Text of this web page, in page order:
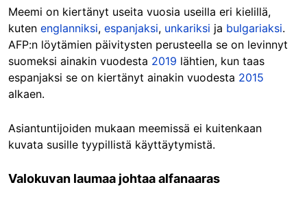
Meemi on kiertänyt useita vuosia useilla eri kielillä,
kuten englanniksi, espanjaksi, unkariksi ja bulgariaksi.
AFP:n löytämien päivitysten perusteella se on levinnyt
suomeksi ainakin vuodesta 2019 lähtien, kun taas
espanjaksi se on kiertänyt ainakin vuodesta 2015
alkaen.
Asiantuntijoiden mukaan meemissä ei kuitenkaan
kuvata susille tyypillistä käyttäytymistä.
Valokuvan laumaa johtaa alfanaaras